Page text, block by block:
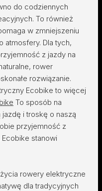
do codziennych
To również
w zmniejszeniu
atmosfery. Dla tych,
z jazdy na
rower
rozwiązanie.
Ecobike to więcej
To sposób na
i troskę o naszą
przyjemność z
Ecobike stanowi
rowery elektryczne
dla tradycyjnych